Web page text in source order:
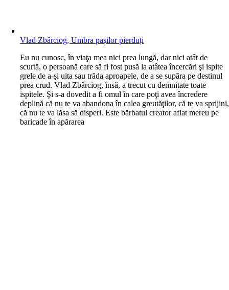
Vlad Zbârciog, Umbra pașilor pierduți
Eu nu cunosc, în viaţa mea nici prea lungă, dar nici atât de
scurtă, o persoană care să fi fost pusă la atâtea încercări şi ispite
grele de a-şi uita sau trăda aproapele, de a se supăra pe destinul
prea crud. Vlad Zbârciog, însă, a trecut cu demnitate toate
ispitele. Şi s-a dovedit a fi omul în care poţi avea încredere
deplină că nu te va abandona în calea greutăţilor, că te va sprijini,
că nu te va lăsa să disperi. Este bărbatul creator aflat mereu pe
baricade în apărarea